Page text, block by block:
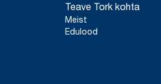
Teave Tork kohta
Meist
Edulood